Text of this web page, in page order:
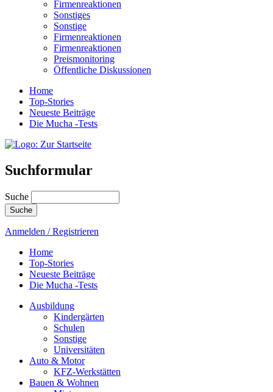
Firmenreaktionen
Sonstiges
Sonstige
Firmenreaktionen
Firmenreaktionen
Preismonitoring
Öffentliche Diskussionen
Home
Top-Stories
Neueste Beiträge
Die Mucha -Tests
Suchformular
Suche
Anmelden / Registrieren
Home
Top-Stories
Neueste Beiträge
Die Mucha -Tests
Ausbildung
Kindergärten
Schulen
Sonstige
Universitäten
Auto & Motor
KFZ-Werkstätten
Bauen & Wohnen